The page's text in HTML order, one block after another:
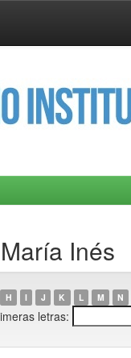
Inés
H I J K L M N
letras: